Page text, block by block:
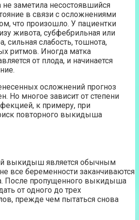
заметила несостоявшийся
в связи с осложнениями
что произошло. У пациентки
живота, субфебрильная или
сильная слабость, тошнота,
ритмов. Иногда матка
от плода, и начинается
осложнений прогноз
Но многое зависит от степени
к примеру, при
повторного выкидыша
выкидыш является обычным
все беременности заканчиваются
пропущенного выкидыша
от одного до трех
прежде чем пытаться снова